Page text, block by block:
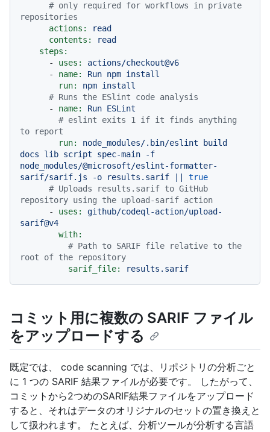
# only required for workflows in private
repositories
actions:
read
contents:
read
steps:
-
uses:
actions/checkout@v6
-
name: Run npm install
run:
npm install
# Runs the ESlint code analysis
-
name: Run ESLint
# eslint exits 1 if it finds anything
to report
run:
node_modules/.bin/eslint
build
docs
lib script spec-main
-f
node_modules/@microsoft/eslint-formatter-
sarif/sarif.js
-o results.sarif
true
# Uploads results.sarif to GitHub
repository using the upload-sarif action
-
uses:
github/codeql-action/upload-
sarif@v4
with:
# Path to SARIF file relative to the
root of the repository
sarif_file:
results.sarif
コミット用に複数の SARIF ファイル
をアップロードする
既定では、 code scanning では、リポジトリの分析ごと
に 1 つの SARIF 結果ファイルが必要です。 したがって、
コミットから2つめのSARIF結果ファイルをアップロード
すると、それはデータのオリジナルのセットの置き換えと
して扱われます。 たとえば、分析ツールが分析する言語